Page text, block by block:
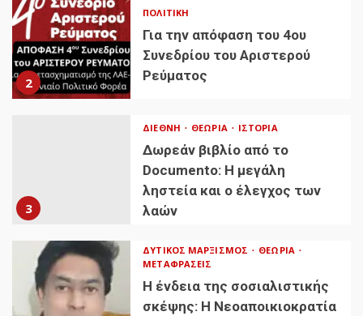
2
ΠΟΛΙΤΙΚΉ
Για την απόφαση του 4ου
Συνεδρίου του Αριστερού
Ρεύματος
3
ΔΙΕΘΝΉ ΘΕΩΡΊΑ ΙΣΤΟΡΊΑ
Δωρεάν βιβλίο από το
Documento: Η μεγάλη
ληστεία και ο έλεγχος των
λαών
ΔΥΤΙΚΌΣ ΜΑΡΞΙΣΜΌΣ
ΘΕΩΡΊΑ
ΜΕΤΑΦΡΆΣΕΙΣ
Η ένδεια της σοσιαλιστικής
σκέψης: Η Νεοαποικιοκρατία